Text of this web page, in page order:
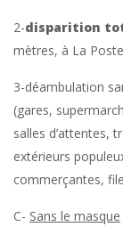
2-disparition
mètres, à La
3-déambulation
(gares,
salles d’attentes,
extérieurs
commerçantes,
C- Sans le masque